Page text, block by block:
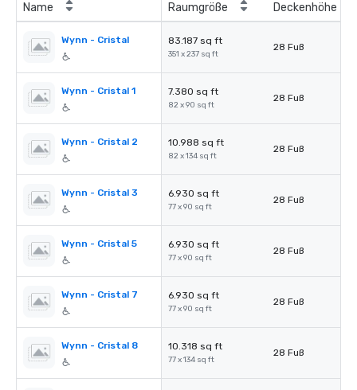
Name Raumgröße Deckenhöhe
Wynn - Cristal 83.187 sq ft
351 x 237 sq ft
28 Fuß
Wynn - Cristal 1 7.380 sq ft
82 x 90 sq ft
28 Fuß
Wynn - Cristal 2 10.988 sq ft
82 x 134 sq ft
28 Fuß
Wynn - Cristal 3 6.930 sq ft
77 x 90 sq ft
28 Fuß
Wynn - Cristal 5 6.930 sq ft
77 x 90 sq ft
28 Fuß
Wynn - Cristal 7 6.930 sq ft
77 x 90 sq ft
28 Fuß
Wynn - Cristal 8 10.318 sq ft
77 x 134 sq ft
28 Fuß